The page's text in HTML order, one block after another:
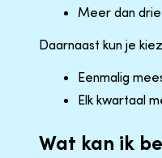
Meer dan
Daarnaast kun je
Eenmalig
Elk kwartaal
Wat kan ik